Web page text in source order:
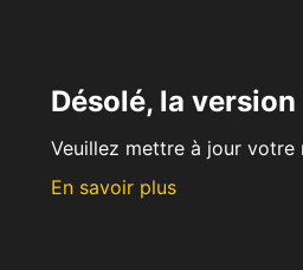
Désolé, la
Veuillez mettre à jour
En savoir plus